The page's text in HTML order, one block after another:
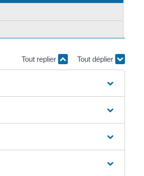
Tout replier Tout déplier